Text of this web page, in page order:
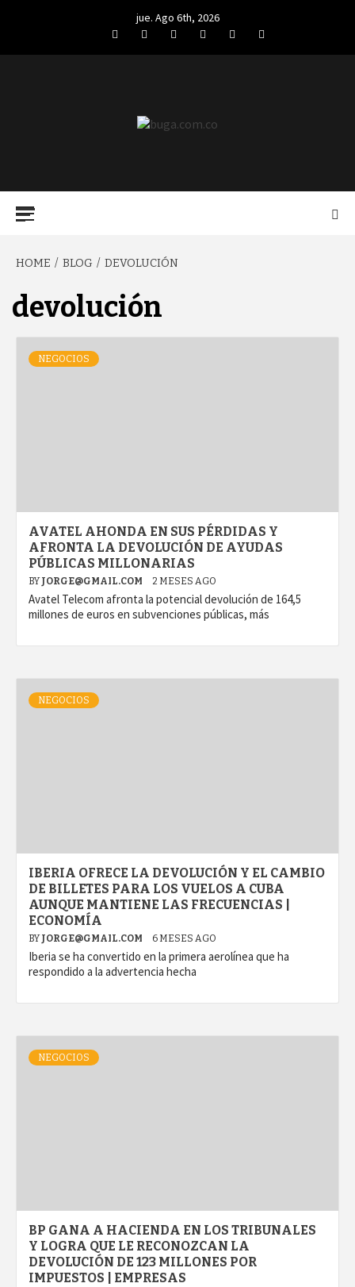
jue. Ago 6th, 2026
FacebookTwitterLinkedIn
VK YouTubeInstagram
HOME BLOG DEVOLUCIÓN
devolución
NEGOCIOS
AVATEL AHONDA EN SUS PÉRDIDAS Y
AFRONTA LA DEVOLUCIÓN DE AYUDAS
PÚBLICAS MILLONARIAS
BY JORGE@GMAIL.COM 2 MESES AGO
Avatel Telecom afronta la potencial devolución de 164,5
millones de euros en subvenciones públicas, más
NEGOCIOS
IBERIA OFRECE LA DEVOLUCIÓN Y EL CAMBIO
DE BILLETES PARA LOS VUELOS A CUBA
AUNQUE MANTIENE LAS FRECUENCIAS |
ECONOMÍA
BY JORGE@GMAIL.COM 6 MESES AGO
Iberia se ha convertido en la primera aerolínea que ha
respondido a la advertencia hecha
NEGOCIOS
BP GANA A HACIENDA EN LOS TRIBUNALES
Y LOGRA QUE LE RECONOZCAN LA
DEVOLUCIÓN DE 123 MILLONES POR
IMPUESTOS | EMPRESAS